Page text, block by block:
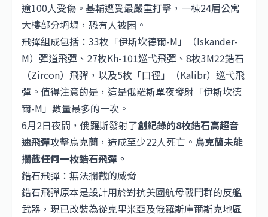
逾100人受傷。基輔遭受最嚴重打擊，一棟24層公寓
大樓部分坍塌，恐有人被困。
飛彈組成包括：33枚「伊斯坎德爾-M」（Iskander-
M）彈道飛彈、27枚Kh-101巡弋飛彈、8枚3M22鋯石
（Zircon）飛彈，以及5枚「口徑」（Kalibr）巡弋飛
彈。值得注意的是，這是俄羅斯單夜發射「伊斯坎德
爾-M」數量最多的一次。
6月2日夜間，俄羅斯發射了創紀錄的8枚鋯石高超音
速飛彈攻擊烏克蘭，造成至少22人死亡。 烏克蘭未能
攔截任何一枚鋯石飛彈。
鋯石飛彈：無法攔截的威脅
鋯石飛彈原本是設計用於對抗美國航母戰鬥群的反艦
武器，現已改裝為從克里米亞及俄羅斯庫爾斯克地區